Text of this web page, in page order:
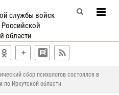
службы войск
области
сбор психологов состоялся в
по Иркутской области